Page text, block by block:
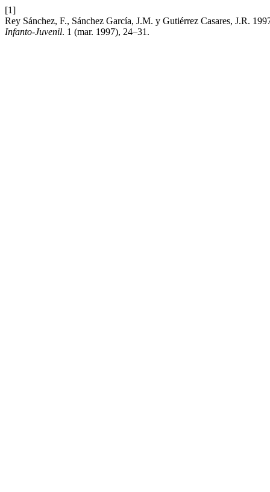
[1]
Rey Sánchez, F., Sánchez García, J.M. y Gutiérrez Casares, J.R.
Infanto-Juvenil. 1 (mar. 1997), 24–31.